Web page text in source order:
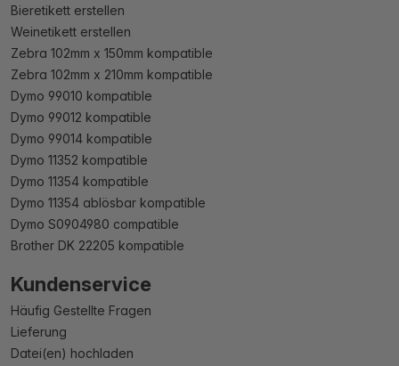
Bieretikett erstellen
Weinetikett erstellen
Zebra 102mm x 150mm kompatible
Zebra 102mm x 210mm kompatible
Dymo 99010 kompatible
Dymo 99012 kompatible
Dymo 99014 kompatible
Dymo 11352 kompatible
Dymo 11354 kompatible
Dymo 11354 ablösbar kompatible
Dymo S0904980 compatible
Brother DK 22205 kompatible
Kundenservice
Häufig Gestellte Fragen
Lieferung
Datei(en) hochladen